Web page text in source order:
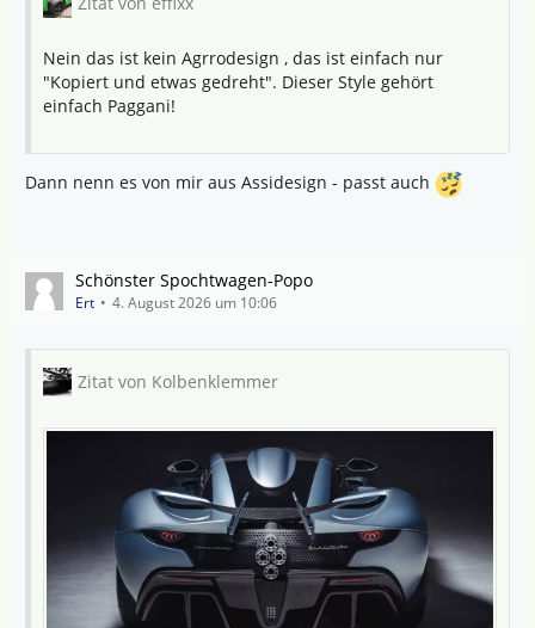
Nein das ist kein Agrrodesign , das ist einfach nur
"Kopiert und etwas gedreht". Dieser Style gehört
einfach Paggani!
Dann nenn es von mir aus Assidesign - passt auch
Schönster Spochtwagen-Popo
Ert 4. August 2026 um 10:06
Zitat von Kolbenklemmer